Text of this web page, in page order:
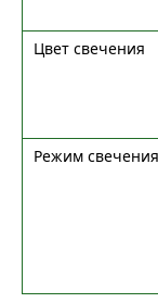
Цвет свечения
Режим свечения